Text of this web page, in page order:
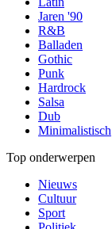
Jaren '90
R&B
Balladen
Gothic
Punk
Hardrock
Salsa
Dub
Minimalistisch
Top onderwerpen
Nieuws
Cultuur
Sport